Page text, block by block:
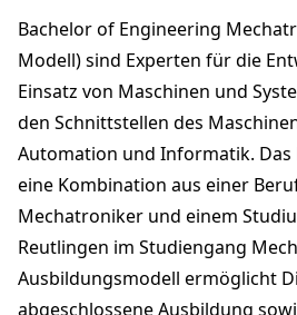
Bachelor of Engineering
Modell) sind Experten für die
Einsatz von Maschinen und
den Schnittstellen des
Automation und Informatik.
eine Kombination aus einer
Mechatroniker und einem
Reutlingen im Studiengang
Ausbildungsmodell ermöglicht
abgeschlossene Ausbildung